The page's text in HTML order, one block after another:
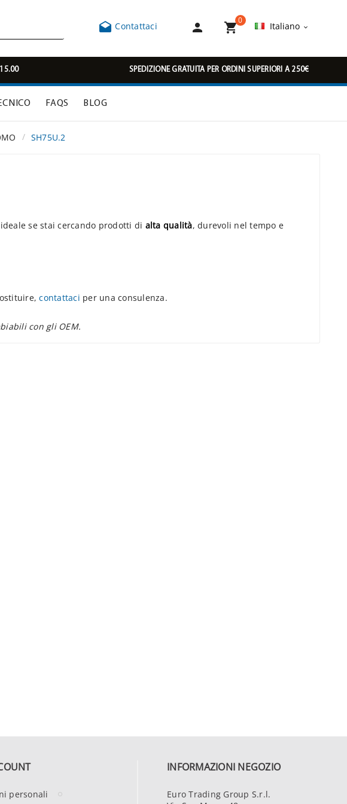
 Contattaci  
0
Italiano 
15.00 SPEDIZIONE GRATUITA PER ORDINI SUPERIORI A 250€
FAQS BLOG
SH75U.2
se stai cercando prodotti di alta qualità, durevoli nel tempo e
contattaci per una consulenza.
con gli OEM.
personali
INFORMAZIONI NEGOZIO
Euro Trading Group S.r.l.